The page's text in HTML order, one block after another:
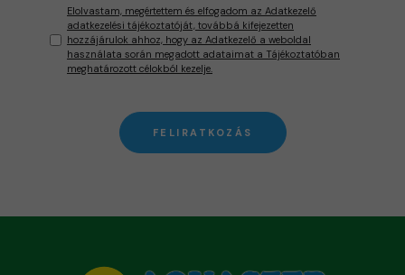
Elolvastam, megértettem és elfogadom az Adatkezelő
adatkezelési tájékoztatóját, továbbá kifejezetten
hozzájárulok ahhoz, hogy az Adatkezelő a weboldal
használata során megadott adataimat a Tájékoztatóban
meghatározott célokból kezelje.
FELIRATKOZÁS